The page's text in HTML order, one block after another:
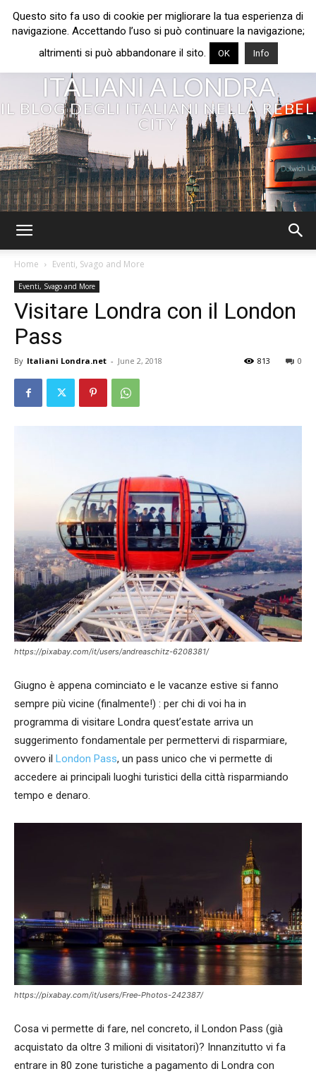
ITALIANI A LONDRA
IL BLOG DEGLI ITALIANI NELLA REBEL
CITY
Home Eventi, Svago and More
Eventi, Svago and More
Visitare Londra con il London
Pass
By Italiani Londra.net - June 2, 2018 0
813
https://pixabay.com/it/users/andreaschitz-6208381/
Giugno è appena cominciato e le vacanze estive si fanno
sempre più vicine (finalmente!) : per chi di voi ha in
programma di visitare Londra quest’estate arriva un
suggerimento fondamentale per permettervi di risparmiare,
ovvero il London Pass, un pass unico che vi permette di
accedere ai principali luoghi turistici della città risparmiando
tempo e denaro.
https://pixabay.com/it/users/Free-Photos-242387/
Cosa vi permette di fare, nel concreto, il London Pass (già
acquistato da oltre 3 milioni di visitatori)? Innanzitutto vi fa
entrare in 80 zone turistiche a pagamento di Londra con
Questo sito fa uso di cookie per migliorare la tua esperienza di
navigazione. Accettando l’uso si può continuare la navigazione;
altrimenti si può abbandonare il sito.
OK Info